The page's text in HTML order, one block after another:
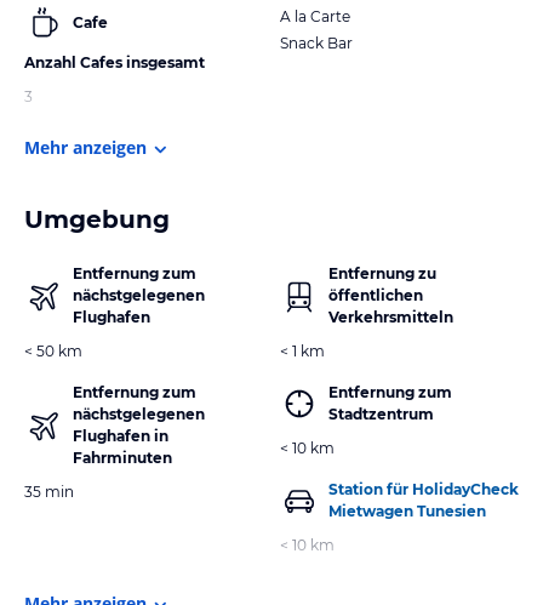
Cafe
Anzahl Cafes insgesamt
3
A la Carte
Snack Bar
Mehr anzeigen
Umgebung
Entfernung zum
nächstgelegenen
Flughafen
< 50 km
Entfernung zum
nächstgelegenen
Flughafen in
Fahrminuten
35 min
Entfernung zu
öffentlichen
Verkehrsmitteln
< 1 km
Entfernung zum
Stadtzentrum
< 10 km
Station für HolidayCheck
Mietwagen Tunesien
< 10 km